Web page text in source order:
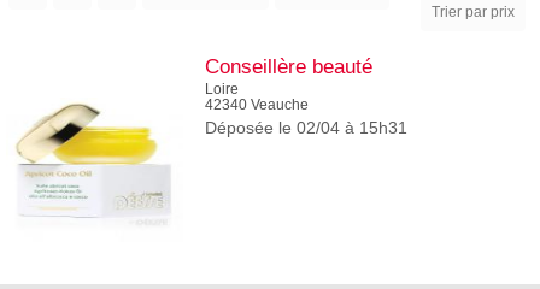
Trier par prix
Conseillère beauté
Loire
42340 Veauche
Déposée le 02/04 à 15h31